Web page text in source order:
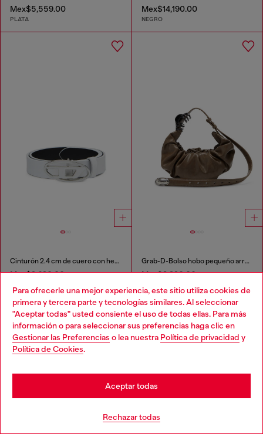
Para ofrecerle una mejor experiencia, este sitio utiliza cookies de
primera y tercera parte y tecnologías similares. Al seleccionar
"Aceptar todas" usted consiente el uso de todas ellas. Para más
información o para seleccionar sus preferencias haga clic en
Gestionar las Preferencias o lea nuestra Política de privacidad y
Política de Cookies.
Rechazar todas
Aceptar todas
Mex$5,559.00
PLATA
Mex$14,190.00
NEGRO
Cinturón 2.4 cm de cuero con hebilla Oval D esmaltada
Mex$3,690.00
Grab-D-Bolso hobo pequeño arrugado
Mex$8,290.00
Que has visto60de 126 productos
Cargar más
Regístrese para recibir actualizaciones y
política de privacidady autorizo a Diesel a tratar mis
Choose your location
You are currently browsing México website, but it seems you
may be based in United States